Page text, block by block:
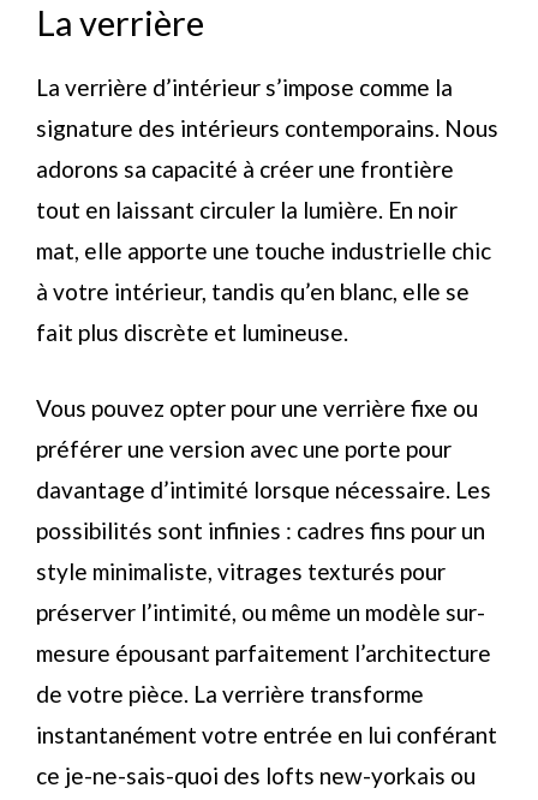
La verrière
La verrière d’intérieur s’impose comme la
signature des intérieurs contemporains. Nous
adorons sa capacité à créer une frontière
tout en laissant circuler la lumière. En noir
mat, elle apporte une touche industrielle chic
à votre intérieur, tandis qu’en blanc, elle se
fait plus discrète et lumineuse.
Vous pouvez opter pour une verrière fixe ou
préférer une version avec une porte pour
davantage d’intimité lorsque nécessaire. Les
possibilités sont infinies : cadres fins pour un
style minimaliste, vitrages texturés pour
préserver l’intimité, ou même un modèle sur-
mesure épousant parfaitement l’architecture
de votre pièce. La verrière transforme
instantanément votre entrée en lui conférant
ce je-ne-sais-quoi des lofts new-yorkais ou